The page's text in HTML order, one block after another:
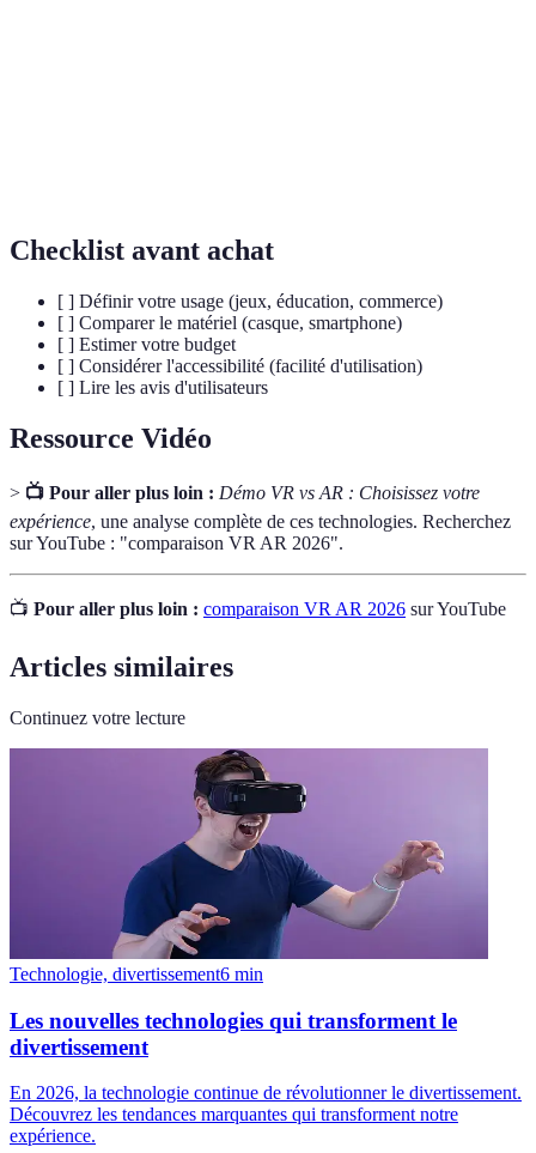
Checklist avant achat
[ ] Définir votre usage (jeux, éducation, commerce)
[ ] Comparer le matériel (casque, smartphone)
[ ] Estimer votre budget
[ ] Considérer l'accessibilité (facilité d'utilisation)
[ ] Lire les avis d'utilisateurs
Ressource Vidéo
> 📺 Pour aller plus loin : Démo VR vs AR : Choisissez votre
expérience, une analyse complète de ces technologies. Recherchez
sur YouTube : "comparaison VR AR 2026".
📺 Pour aller plus loin : comparaison VR AR 2026 sur YouTube
Articles similaires
Continuez votre lecture
Technologie, divertissement6 min
Les nouvelles technologies qui transforment le
divertissement
En 2026, la technologie continue de révolutionner le divertissement.
Découvrez les tendances marquantes qui transforment notre
expérience.